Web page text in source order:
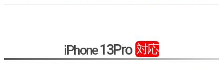
iPhone 13Pro 対応